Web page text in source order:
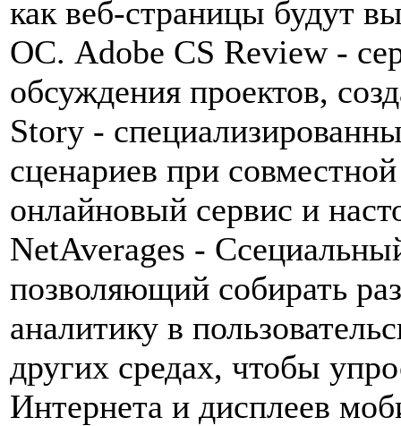
как веб-страницы будут
ОС. Adobe CS Review -
обсуждения проектов,
Story -
сценариев при
онлайновый сервис и
NetAverages -
позволяющий собирать
аналитику в
других средах, чтобы
Интернета и дисплеев